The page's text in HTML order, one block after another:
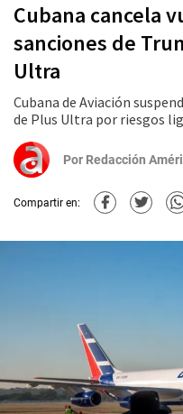
Cubana cancela
sanciones de
Ultra
Cubana de Aviación
de Plus Ultra por riesgos
Por Redacción
Compartir en: